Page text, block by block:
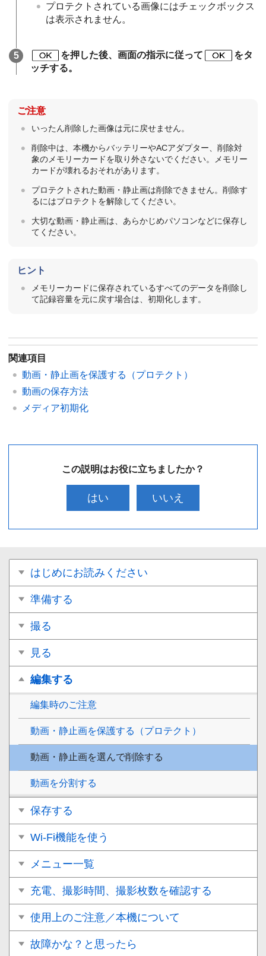
プロテクトされている画像にはチェックボックス
は表示されません。
を押した後、画面の指示に従って
をタ
ッチする。
ご注意
いったん削除した画像は元に戻せません。
削除中は、本機からバッテリーやACアダプター、削除対
象のメモリーカードを取り外さないでください。メモリー
カードが壊れるおそれがあります。
プロテクトされた動画・静止画は削除できません。削除す
るにはプロテクトを解除してください。
大切な動画・静止画は、あらかじめパソコンなどに保存し
てください。
ヒント
メモリーカードに保存されているすべてのデータを削除し
て記録容量を元に戻す場合は、初期化します。
関連項目
動画・静止画を保護する（プロテクト）
動画の保存方法
メディア初期化
この説明はお役に立ちましたか？
はい いいえ
はじめにお読みください
準備する
撮る
見る
編集する
編集時のご注意
動画・静止画を保護する（プロテクト）
動画・静止画を選んで削除する
動画を分割する
保存する
Wi-Fi機能を使う
メニュー一覧
充電、撮影時間、撮影枚数を確認する
使用上のご注意／本機について
故障かな？と思ったら